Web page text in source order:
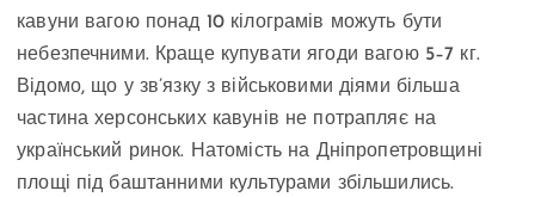
кавуни вагою понад 10 кілограмів можуть бути
небезпечними. Краще купувати ягоди вагою 5–7 кг.
Відомо, що у зв’язку з військовими діями більша
частина херсонських кавунів не потрапляє на
український ринок. Натомість на Дніпропетровщині
площі під баштанними культурами збільшились.